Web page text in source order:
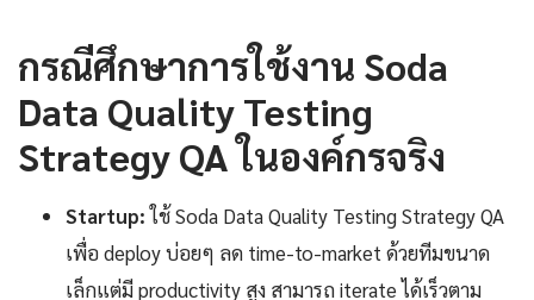
กรณีศึกษาการใช้งาน Soda
Data Quality Testing
Strategy QA ในองค์กรจริง
Startup:ใช้ Soda Data Quality Testing Strategy QA
เพื่อ deploy บ่อยๆ ลด time-to-market ด้วยทีมขนาด
เล็กแต่มี productivity สูง สามารถ iterate ได้เร็วตาม